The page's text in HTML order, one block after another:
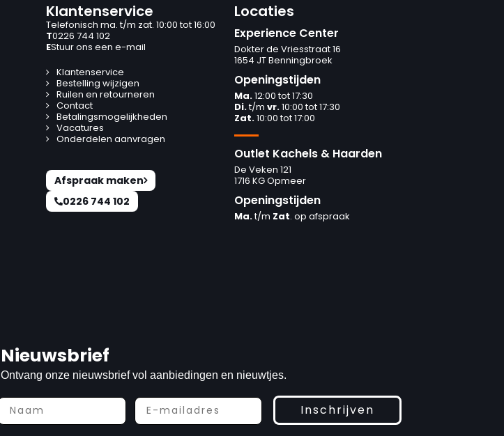
Klantenservice
Telefonisch ma. t/m zat. 10:00 tot 16:00
T0226 744 102
EStuur ons een e-mail
Klantenservice
Bestelling wijzigen
Ruilen en retourneren
Contact
Betalingsmogelijkheden
Vacatures
Onderdelen aanvragen
Afspraak maken
0226 744 102
Locaties
Experience Center
Dokter de Vriesstraat 16
1654 JT Benningbroek
Openingstijden
Ma.12:00 tot 17:30
Di.t/m vr.10:00 tot 17:30
Zat.10:00 tot 17:00
Outlet Kachels & Haarden
De Veken 121
1716 KG Opmeer
Openingstijden
Ma.t/m Zat. op afspraak
Nieuwsbrief
Ontvang onze nieuwsbrief vol aanbiedingen en nieuwtjes.
Inschrijven